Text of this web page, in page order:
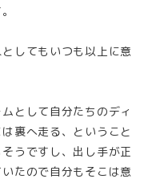
してもいつも以上に意
として自分たちのディ
裏へ走る、ということ
うですし、出し手が正
たので自分もそこは意